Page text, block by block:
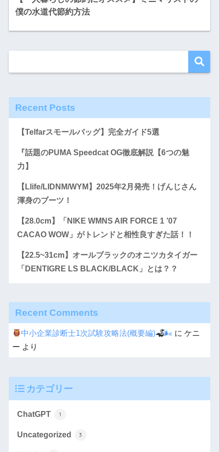
僕の水道代節約方法
Recent Posts
【Telfarスモールバッグ】完全ガイド5選
『話題のPUMA Speedcat OG徹底解説【6つの魅
力】
【Llife/LIDNM/WYM】2025年2月発売！げんじさん
渾身のブーツ！
【28.0cm】「NIKE WMNS AIR FORCE 1 ’07
CACAO WOW」がトレンドと相性良すぎた話！！
【22.5~31cm】オールブラックのオニツカタイガー
「DENTIGRE LS BLACK/BLACK」とは？？
Recent Comments
中小企業診断士1次試験攻略法(概要編) 🌬 に ケニ
ー より
カテゴリー
ChatGPT 1
Uncategorized 3